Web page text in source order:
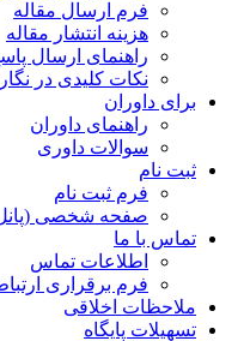
فرم ارسال مقاله
هزینه انتشار مقاله
راهنمای ارسال پاسخ
نکات کلیدی در نگارش
برای داوران
راهنمای داوران
سوالات داوری
ثبت نام
فرم ثبت نام
صفحه شخصی (پانل
تماس با ما
اطلاعات تماس
فرم برقراری ارتباط
ملاحظات اخلاقی
تسهیلات پایگاه